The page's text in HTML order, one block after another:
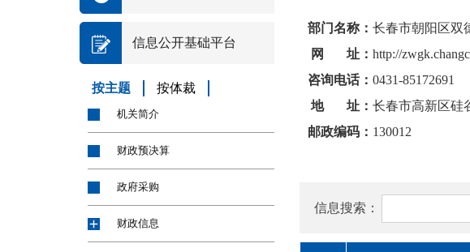
部门名称： 长春市朝阳区双
网 址： http://
咨询电话： 0431-85172691
地 址： 长春市高新区硅
邮政编码： 130012
信息搜索：
信息公开基础平台
按主题 按体裁
机关简介
财政预决算
政府采购
财政信息